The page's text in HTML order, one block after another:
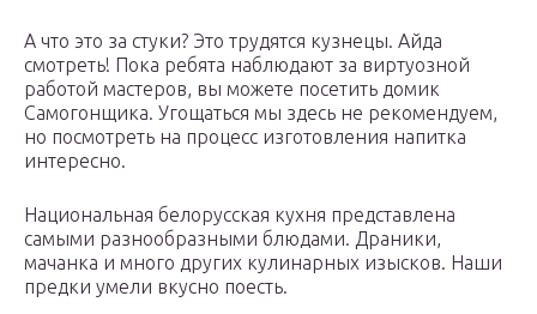
А что это за стуки? Это трудятся кузнецы. Айда
смотреть! Пока ребята наблюдают за виртуозной
работой мастеров, вы можете посетить домик
Самогонщика. Угощаться мы здесь не рекомендуем,
но посмотреть на процесс изготовления напитка
интересно.
Национальная белорусская кухня представлена
самыми разнообразными блюдами. Драники,
мачанка и много других кулинарных изысков. Наши
предки умели вкусно поесть.